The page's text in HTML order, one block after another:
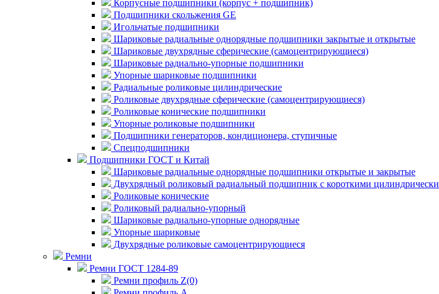
Корпусные подшипники (корпус + подшипник)
Подшипники скольжения GE
Игольчатые подшипники
Шариковые радиальные однорядные подшипники закрытые и открытые
Шариковые двухрядные сферические (самоцентрирующиеся)
Шариковые радиально-упорные подшипники
Упорные шариковые подшипники
Радиальные роликовые цилиндрические
Роликовые двухрядные сферические (самоцентрирующиеся)
Роликовые конические подшипники
Упорные роликовые подшипники
Подшипники генераторов, кондиционера, ступичные
Спецподшипники
Подшипники ГОСТ и Китай
Шариковые радиальные однорядные подшипники открытые и закрытые
Двухрядный роликовый радиальный подшипник с короткими
Роликовые конические
Роликовый радиально-упорный
Шариковые радиально-упорные однорядные
Упорные шариковые
Двухрядные роликовые самоцентрирующиеся
Ремни
Ремни ГОСТ 1284-89
Ремни профиль Z(0)